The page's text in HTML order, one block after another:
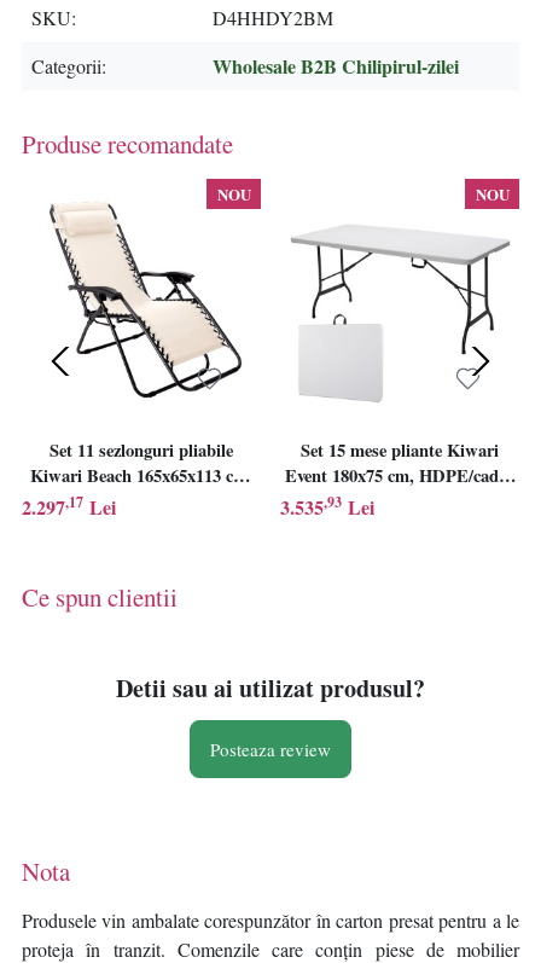
SKU
D4HHDY2BM
Categorii
Wholesale B2B Chilipirul-zilei
Produse recomandate
NOU
Set 11 sezlonguri pliabile
Kiwari Beach 165x65x113 cm,
gravitatie zero, cadru
2.297,17 Lei
NOU
Set 15 mese pliante Kiwari
Event 180x75 cm, HDPE/cadru
metalic ranforsat, sistem pliere
3.535,93 Lei
Ce spun clientii
Detii sau ai utilizat produsul?
Posteaza review
Nota
Produsele vin ambalate corespunzător în carton presat pentru a le
proteja în tranzit. Comenzile care conțin piese de mobilier